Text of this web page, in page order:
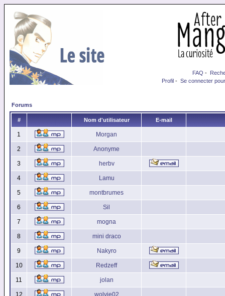
FAQ -
Profil - Se connecter
Forums
# Nom d'utilisateur E-mail
1 Morgan
2 Anonyme
3 herbv
4 Lamu
5 montbrumes
6 Sil
7 mogna
8 mini draco
9 Nakyro
10 Redzeff
11 jolan
12 wolvie02